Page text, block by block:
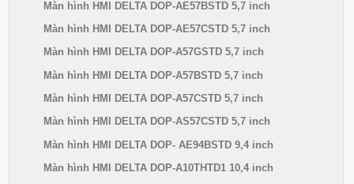
Màn hình HMI DELTA DOP-AE57BSTD 5,7 inch
Màn hình HMI DELTA DOP-AE57CSTD 5,7 inch
Màn hình HMI DELTA DOP-A57GSTD 5,7 inch
Màn hình HMI DELTA DOP-A57BSTD 5,7 inch
Màn hình HMI DELTA DOP-A57CSTD 5,7 inch
Màn hình HMI DELTA DOP-AS57CSTD 5,7 inch
Màn hình HMI DELTA DOP- AE94BSTD 9,4 inch
Màn hình HMI DELTA DOP-A10THTD1 10,4 inch